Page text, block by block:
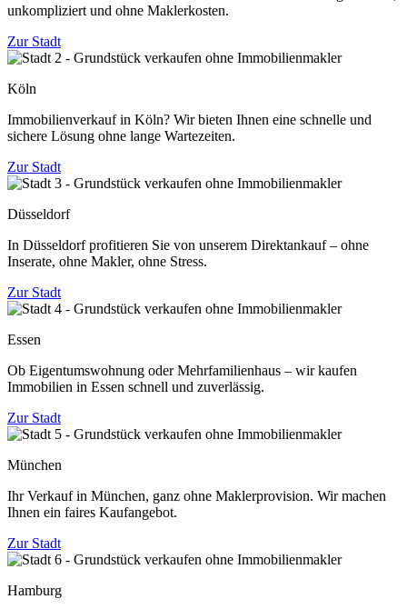
unkompliziert und ohne Maklerkosten.
Zur Stadt
Köln
Immobilienverkauf in Köln? Wir bieten Ihnen eine schnelle und
sichere Lösung ohne lange Wartezeiten.
Zur Stadt
Düsseldorf
In Düsseldorf profitieren Sie von unserem Direktankauf – ohne
Inserate, ohne Makler, ohne Stress.
Zur Stadt
Essen
Ob Eigentumswohnung oder Mehrfamilienhaus – wir kaufen
Immobilien in Essen schnell und zuverlässig.
Zur Stadt
München
Ihr Verkauf in München, ganz ohne Maklerprovision. Wir machen
Ihnen ein faires Kaufangebot.
Zur Stadt
Hamburg